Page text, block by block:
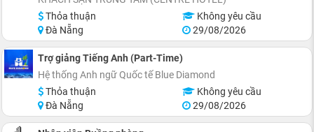
Thỏa thuận
Không yêu cầu
Đà Nẵng
29/08/2026
Trợ giảng Tiếng Anh (Part-Time)
Hệ thống Anh ngữ Quốc tế Blue Diamond
Thỏa thuận
Không yêu cầu
Đà Nẵng
29/08/2026